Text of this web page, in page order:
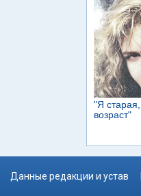
Данные редакции и устав